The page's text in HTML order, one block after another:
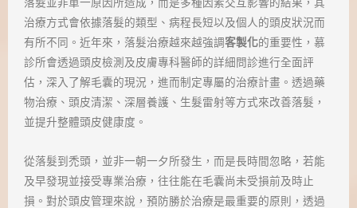
治療方式會依據落髮的類型、病程長短以及個人的頭皮狀況而
有所不同。近年來，落髮治療越來越強調客製化的重要性，慕
診所會透過頭皮檢測及皮膚專科醫師的詳細問診進行全面評
估，深入了解毛囊的現況，進而制定專屬的治療計畫。透過藥
物治療、頭皮清潔、深層養護、生髮雷射等方式來改善落髮，
並提升整體頭皮健康度。
從落髮到禿頭，並非一朝一夕所發生，而是長時間忽略，若能
及早發現並接受專業治療，往往能在毛囊尚未受損前及時止
損。對於頭皮管理來說，預防勝於治療是最重要的原則，透過